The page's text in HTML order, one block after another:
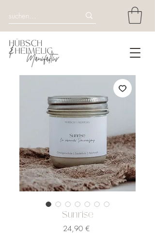
Sunrise
24,90 €Preis